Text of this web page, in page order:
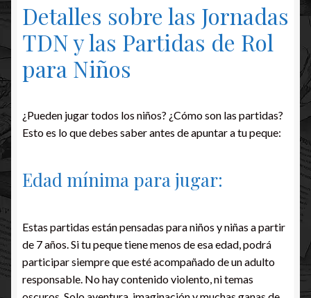
Detalles sobre las Jornadas
TDN y las Partidas de Rol
para Niños
¿Pueden jugar todos los niños? ¿Cómo son las partidas?
Esto es lo que debes saber antes de apuntar a tu peque:
Edad mínima para jugar:
Estas partidas están pensadas para niños y niñas a partir
de 7 años. Si tu peque tiene menos de esa edad, podrá
participar siempre que esté acompañado de un adulto
responsable. No hay contenido violento, ni temas